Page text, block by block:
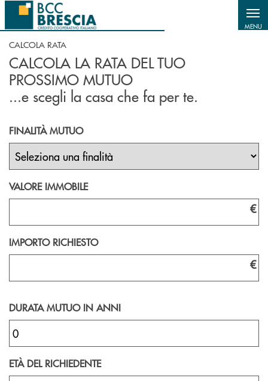
Salta al contenuto principale
MENU
CALCOLA RATA
CALCOLA LA RATA DEL TUO
PROSSIMO MUTUO
...e scegli la casa che fa per te.
FINALITÀ MUTUO
VALORE IMMOBILE
€
IMPORTO RICHIESTO
€
DURATA MUTUO IN ANNI
ETÀ DEL RICHIEDENTE